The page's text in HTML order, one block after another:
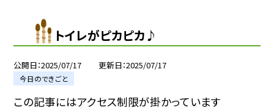
トイレがピカピカ♪
公開日 2025/07/17 更新日 2025/07/17
今日のできごと
この記事にはアクセス制限が掛かっています